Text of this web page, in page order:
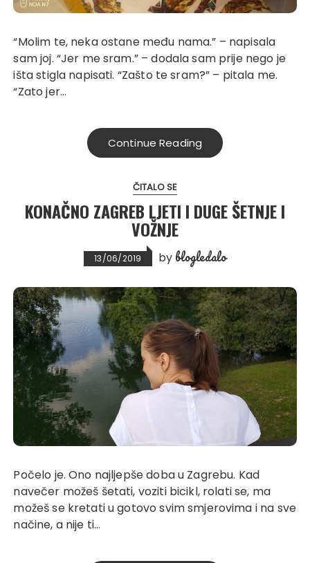
“Molim te, neka ostane među nama.” – napisala
sam joj. “Jer me sram.” – dodala sam prije nego je
išta stigla napisati. “Zašto te sram?” – pitala me.
“Zato jer…
Continue Reading
ČITALO SE
KONAČNO ZAGREB LJETI I DUGE ŠETNJE I
VOŽNJE
13/06/2019 by blogledalo
Počelo je. Ono najljepše doba u Zagrebu. Kad
navečer možeš šetati, voziti bicikl, rolati se, ma
možeš se kretati u gotovo svim smjerovima i na sve
načine, a nije ti…